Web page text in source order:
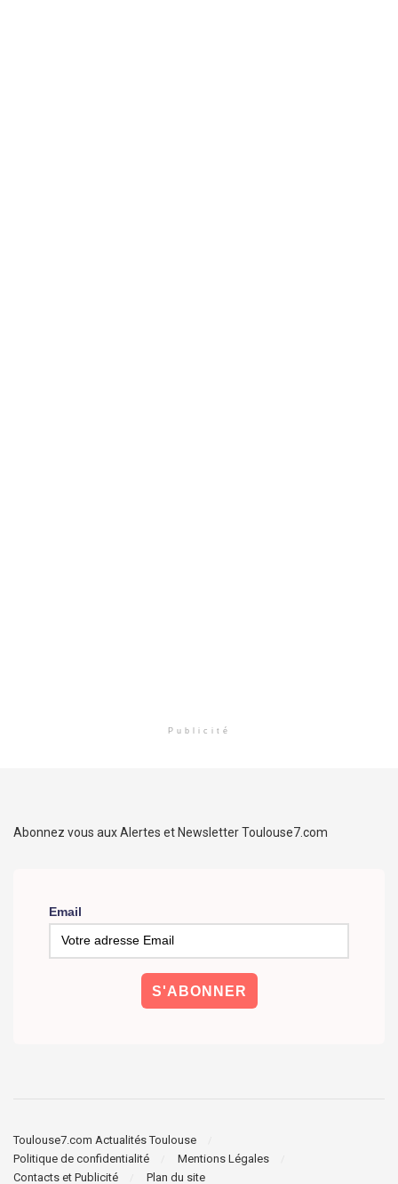
Publicité
Abonnez vous aux Alertes et Newsletter Toulouse7.com
Email
Toulouse7.com Actualités Toulouse
Politique de confidentialité
Mentions Légales
Contacts et Publicité
Plan du site